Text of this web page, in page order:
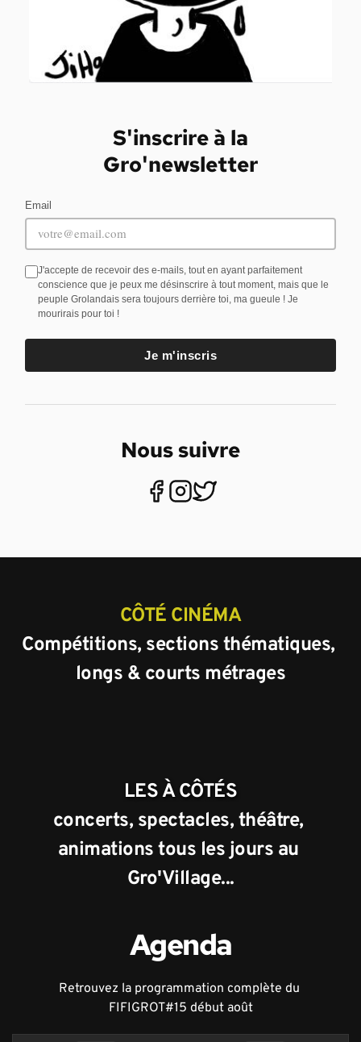
S'inscrire à la
Gro'newsletter
Email
J'accepte de recevoir des e-mails, tout en ayant parfaitement
conscience que je peux me désinscrire à tout moment, mais que le
peuple Grolandais sera toujours derrière toi, ma gueule ! Je
mourirais pour toi !
Je m'inscris
Nous suivre
CÔTÉ CINÉMA
Compétitions, sections thématiques,
longs & courts métrages
LES À CÔTÉS
concerts, spectacles, théâtre,
animations tous les jours au
Gro'Village...
Agenda
Retrouvez la programmation complète du
FIFIGROT#15 début août